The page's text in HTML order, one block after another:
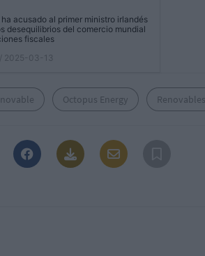
acusado al primer ministro irlandés
desequilibrios del comercio mundial
fiscales
/ 2025-03-13
Octopus Energy Renovables